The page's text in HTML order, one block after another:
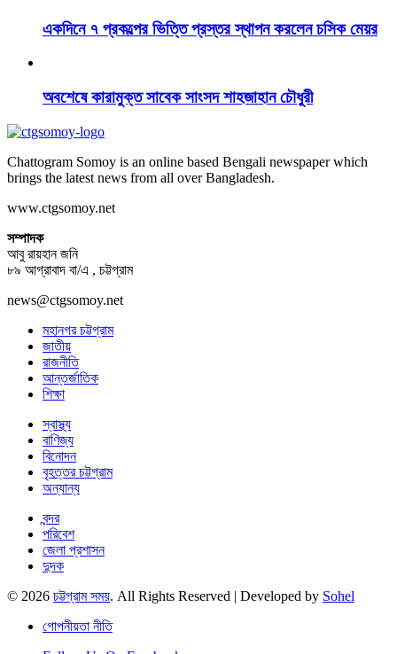
একদিনে ৭ প্রকল্পের ভিত্তি প্রস্তর স্থাপন করলেন চসিক মেয়র
অবশেষে কারামুক্ত সাবেক সাংসদ শাহজাহান চৌধুরী
Chattogram Somoy is an online based Bengali newspaper which
brings the latest news from all over Bangladesh.
www.ctgsomoy.net
সম্পাদক
আবু রায়হান জনি
৮৯ আগ্রাবাদ বা/এ , চট্টগ্রাম
news@ctgsomoy.net
মহানগর চট্টগ্রাম
জাতীয়
রাজনীতি
আন্তর্জাতিক
শিক্ষা
স্বাস্থ্য
বাণিজ্য
বিনোদন
বৃহত্তর চট্টগ্রাম
অন্যান্য
বন্দর
পরিবেশ
জেলা প্রশাসন
দুদক
© 2026 চট্টগ্রাম সময়. All Rights Reserved | Developed by Sohel
গোপনীয়তা নীতি